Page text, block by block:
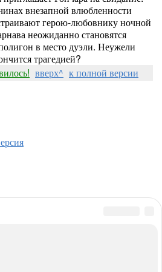
внезапной влюбленности
герою-любовнику ночной
неожиданно становятся
в место дуэли. Неужели
трагедией?
вверх^ к полной версии